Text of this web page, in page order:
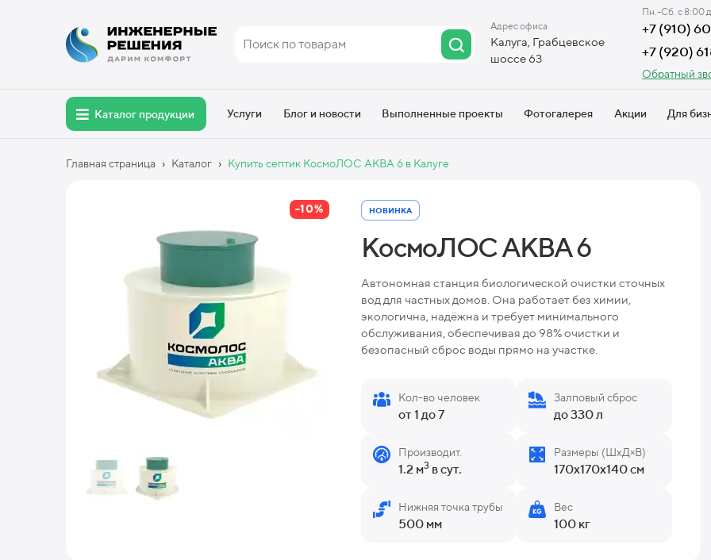
Адрес офиса
Калуга, Грабцевское
шоссе 63
Пн.-Сб. с 8:00
+7 (910)
+7 (920)
Обратный
Каталог продукции Услуги Блог и новости Выполненные проекты Фотогалерея Акции Для
Главная страница › Каталог › Купить септик КосмоЛОС АКВА 6 в Калуге
-10% НОВИНКА
КосмоЛОС АКВА 6
Автономная станция биологической очистки сточных
вод для частных домов. Она работает без химии,
экологична, надёжна и требует минимального
обслуживания, обеспечивая до 98% очистки и
безопасный сброс воды прямо на участке.
Кол-во человек
от 1 до 7
Залповый сброс
до 330 л
Производит.
1.2 м3 в сут.
Размеры (ШхД×В)
170x170x140 см
Нижняя точка трубы
500 мм
Вес
100 кг